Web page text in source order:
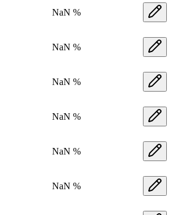
NaN %
NaN %
NaN %
NaN %
NaN %
NaN %